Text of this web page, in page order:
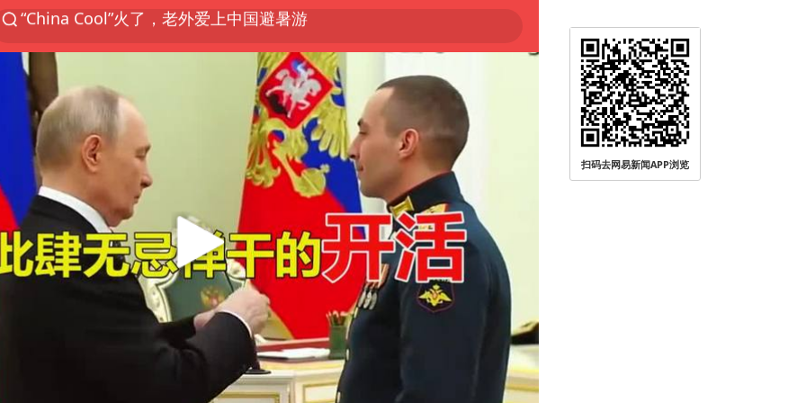
香港宏福苑火灾或由烟头引起
浙江台州《告全体市民书》
以媒：穆杰塔巴被紧急送医情况危急
多所高校取消艺考
泰国初中生饮弹自尽前开了26枪
22岁女生独闯南太行失联12天
用AI造出新病毒意味着什么
今年第二强台风将带来多大影响
张本智和：零封向鹏不意外
微信新功能：你可以“撤回”你的撤回
上半年国内居民出游人次34.63亿
扫码去网易新闻APP浏览